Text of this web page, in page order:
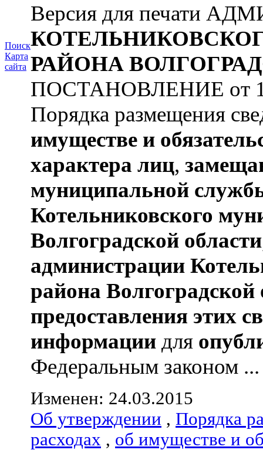
Поиск
Карта
сайта
Версия для печати
РАЙОНА
ПОСТАНОВЛЕНИЕ от
Порядка размещения
имуществе и
характера лиц,
муниципальной
Котельниковского
Волгоградской области
администрации
района Волгоградской
предоставления этих
информации для
Федеральным законом ...
Изменен: 24.03.2015
Об утверждении , Порядка
расходах , об имуществе и